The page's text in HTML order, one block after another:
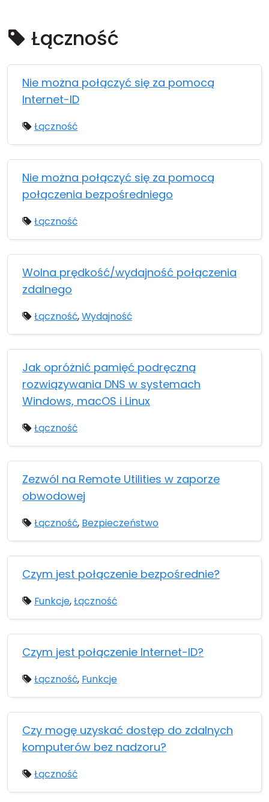
Łączność
Nie można połączyć się za pomocą
Internet-ID
Łączność
Nie można połączyć się za pomocą
połączenia bezpośredniego
Łączność
Wolna prędkość/wydajność połączenia
zdalnego
Łączność,Wydajność
Jak opróżnić pamięć podręczną
rozwiązywania DNS w systemach
Windows, macOS i Linux
Łączność
Zezwól na Remote Utilities w zaporze
obwodowej
Łączność, Bezpieczeństwo
Czym jest połączenie bezpośrednie?
Funkcje,Łączność
Czym jest połączenie Internet-ID?
Łączność, Funkcje
Czy mogę uzyskać dostęp do zdalnych
komputerów bez nadzoru?
Łączność